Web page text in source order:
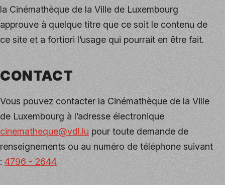
la Cinémathèque de la Ville de Luxembourg
approuve à quelque titre que ce soit le contenu de
ce site et a fortiori l’usage qui pourrait en être fait.
CONTACT
Vous pouvez contacter la Cinémathèque de la Ville
de Luxembourg à l’adresse électronique
cinematheque@vdl.lu pour toute demande de
renseignements ou au numéro de téléphone suivant
: 4796 - 2644